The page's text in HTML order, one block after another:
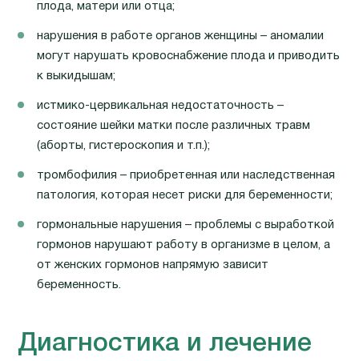
плода, матери или отца;
нарушения в работе органов женщины – аномалии
могут нарушать кровоснабжение плода и приводить
к выкидышам;
истмико-цервикальная недостаточность –
состояние шейки матки после различных травм
(аборты, гистероскопия и т.п.);
тромбофилия – приобретенная или наследственная
патология, которая несет риски для беременности;
гормональные нарушения – проблемы с выработкой
гормонов нарушают работу в организме в целом, а
от женских гормонов напрямую зависит
беременность.
Диагностика и лечение